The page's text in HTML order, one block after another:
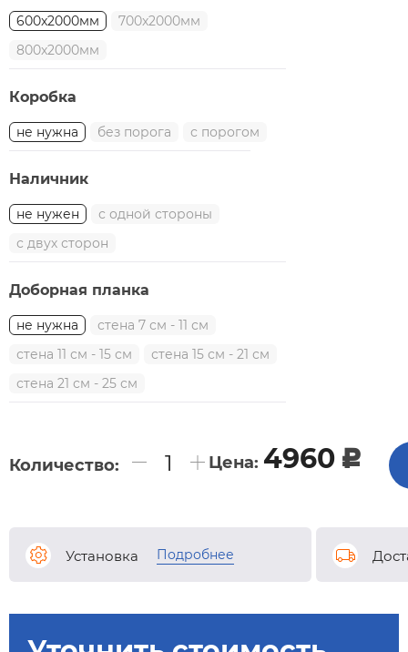
600x2000мм
700x2000мм
800x2000мм
Коробка
не нужна без порога с порогом
Наличник
не нужен
с одной стороны
с двух сторон
Доборная планка
не нужна
стена 7 см - 11 см
стена 11 см - 15 см
стена 15 см - 21 см
стена 21 см - 25 см
Количество: Цена: 4960 c
Установка Подробнее